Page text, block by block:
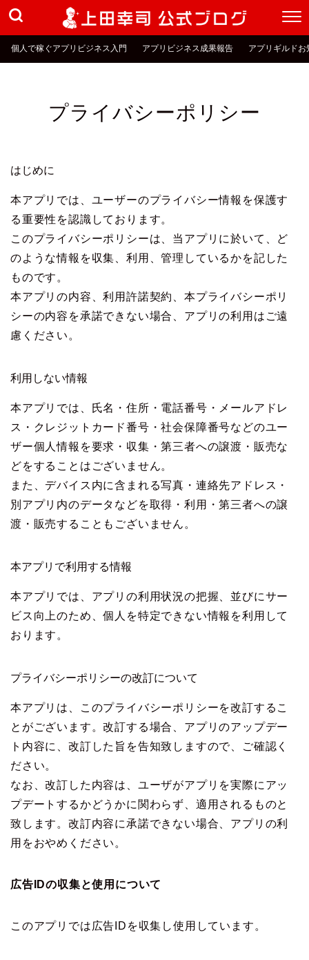
個人で稼ぐアプリビジネス入門 アプリビジネス成果報告 アプリギルドお
プライバシーポリシー
はじめに
本アプリでは、ユーザーのプライバシー情報を保護す
る重要性を認識しております。
このプライバシーポリシーは、当アプリに於いて、ど
のような情報を収集、利用、管理しているかを記した
ものです。
本アプリの内容、利用許諾契約、本プライバシーポリ
シーの内容を承諾できない場合、アプリの利用はご遠
慮ください。
利用しない情報
本アプリでは、氏名・住所・電話番号・メールアドレ
ス・クレジットカード番号・社会保障番号などのユー
ザー個人情報を要求・収集・第三者への譲渡・販売な
どをすることはございません。
また、デバイス内に含まれる写真・連絡先アドレス・
別アプリ内のデータなどを取得・利用・第三者への譲
渡・販売することもございません。
本アプリで利用する情報
本アプリでは、アプリの利用状況の把握、並びにサー
ビス向上のため、個人を特定できない情報を利用して
おります。
プライバシーポリシーの改訂について
本アプリは、このプライバシーポリシーを改訂するこ
とがございます。改訂する場合、アプリのアップデー
ト内容に、改訂した旨を告知致しますので、ご確認く
ださい。
なお、改訂した内容は、ユーザがアプリを実際にアッ
プデートするかどうかに関わらず、適用されるものと
致します。改訂内容に承諾できない場合、アプリの利
用をおやめください。
広告IDの収集と使用について
このアプリでは広告IDを収集し使用しています。